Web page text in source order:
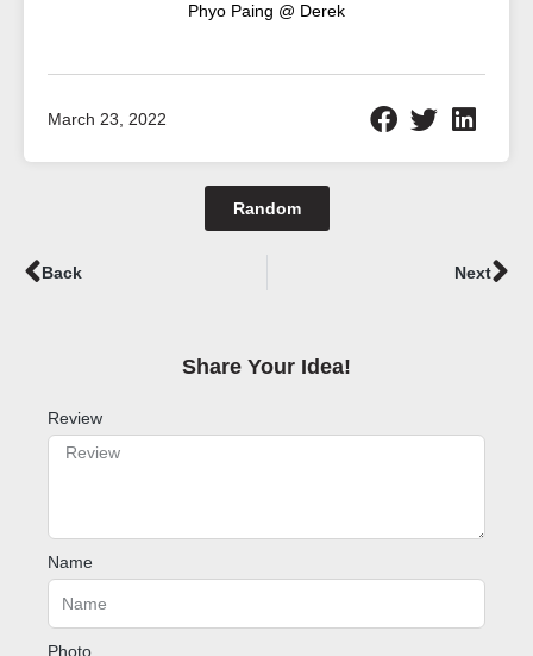
Phyo Paing @ Derek
March 23, 2022
Random
Prev
Back Next
Share Your Idea!​
Review
Name
Photo